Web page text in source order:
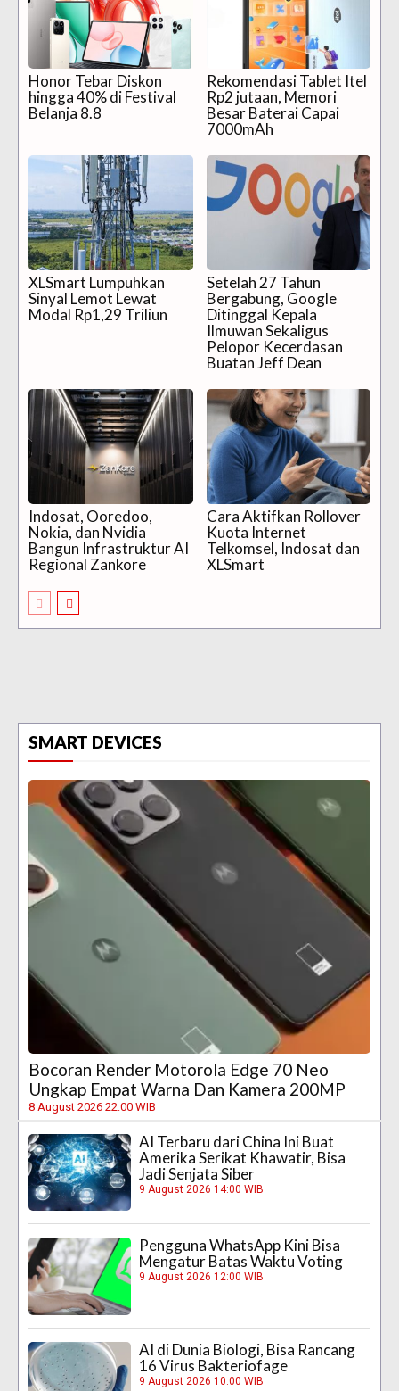
Honor Tebar Diskon
hingga 40% di Festival
Belanja 8.8
Rekomendasi Tablet Itel
Rp2 jutaan, Memori
Besar Baterai Capai
7000mAh
XLSmart Lumpuhkan
Sinyal Lemot Lewat
Modal Rp1,29 Triliun
Setelah 27 Tahun
Bergabung, Google
Ditinggal Kepala
Ilmuwan Sekaligus
Pelopor Kecerdasan
Buatan Jeff Dean
Indosat, Ooredoo,
Nokia, dan Nvidia
Bangun Infrastruktur AI
Regional Zankore
Cara Aktifkan Rollover
Kuota Internet
Telkomsel, Indosat dan
XLSmart
SMART DEVICES
Bocoran Render Motorola Edge 70 Neo
Ungkap Empat Warna Dan Kamera 200MP
8 August 2026 22:00 WIB
AI Terbaru dari China Ini Buat
Amerika Serikat Khawatir, Bisa
Jadi Senjata Siber
9 August 2026 14:00 WIB
Pengguna WhatsApp Kini Bisa
Mengatur Batas Waktu Voting
9 August 2026 12:00 WIB
AI di Dunia Biologi, Bisa Rancang
16 Virus Bakteriofage
9 August 2026 10:00 WIB